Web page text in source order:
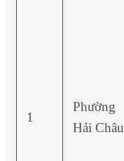
1
Phường
Hải Châu